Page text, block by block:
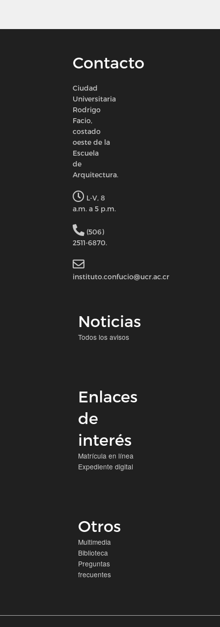
Contacto
Ciudad
Universitaria
Rodrigo
Facio,
costado
oeste de la
Escuela
de
Arquitectura.
L-V, 8
a.m. a 5 p.m.
(506)
2511-6870.
instituto.confucio@ucr.ac.cr
Noticias
Todos los avisos
Enlaces
de
interés
Matrícula en línea
Expediente digital
Otros
Multimedia
Biblioteca
Preguntas
frecuentes